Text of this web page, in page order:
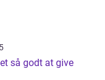
så godt at give